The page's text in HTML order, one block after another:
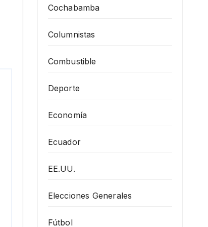
Cochabamba
Columnistas
Combustible
Deporte
Economía
Ecuador
EE.UU.
Elecciones Generales
Fútbol